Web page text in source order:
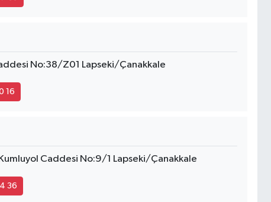
No:38/Z01 Lapseki/Çanakkale
16
Caddesi No:9/1 Lapseki/Çanakkale
36